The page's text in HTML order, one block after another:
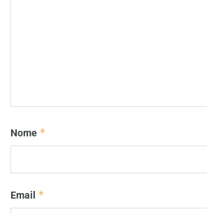
Nome *
Email *